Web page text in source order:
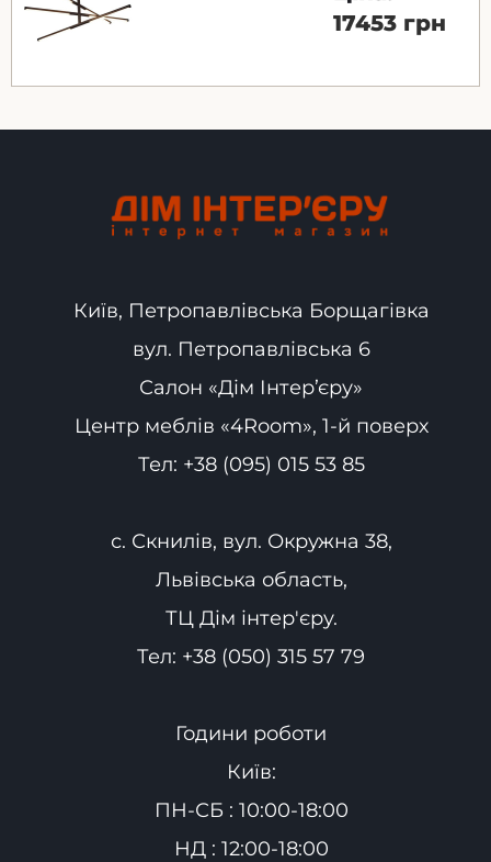
17453 грн
Київ, Петропавлівська Борщагівка
вул. Петропавлівська 6
Салон «Дім Інтер’єру»
Центр меблів «4Room», 1-й поверх
Тел: +38 (095) 015 53 85
с. Скнилів, вул. Окружна 38,
Львівська область,
ТЦ Дім інтер'єру.
Тел: +38 (050) 315 57 79
Години роботи
Київ:
ПН-СБ : 10:00-18:00
НД : 12:00-18:00